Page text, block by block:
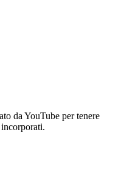
da YouTube per tenere